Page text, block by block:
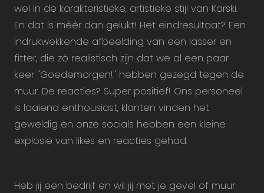
wel in de karakteristieke, artistieke stijl van Karski.
En dat is méér dan gelukt! Het eindresultaat? Een
indrukwekkende afbeelding van een lasser en
fitter, die zó realistisch zijn dat we al een paar
keer "Goedemorgen!" hebben gezegd tegen de
muur. De reacties? Super positief! Ons personeel
is laaiend enthousiast, klanten vinden het
geweldig en onze socials hebben een kleine
explosie van likes en reacties gehad.
Heb jij een bedrijf en wil jij met je gevel of muur